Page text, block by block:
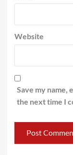
Website
Save my name,
the next time I